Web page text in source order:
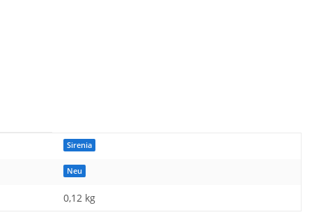
Sirenia
Neu
0,12 kg